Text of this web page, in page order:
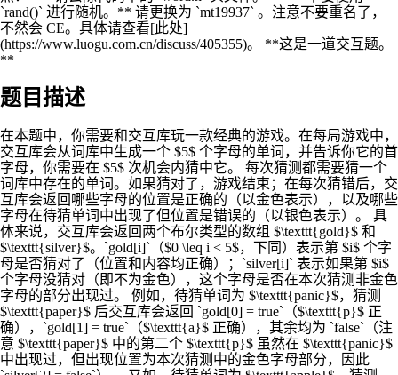
`rand()` 进行随机。** 请更换为 `mt19937` 。注意不要重名了，
不然会 CE。具体请查看[此处]
(https://www.luogu.com.cn/discuss/405355)。 **这是一道交互题。
**
题目描述
在本题中，你需要和交互库玩一款经典的游戏。在每局游戏中，
交互库会从词库中生成一个 $5$ 个字母的单词，并告诉你它的首
字母，你需要在 $5$ 次机会内猜中它。 每次猜测都需要猜一个
词库中存在的单词。如果猜对了，游戏结束；在每次猜错后，交
互库会返回哪些字母的位置是正确的（以金色表示），以及哪些
字母在待猜单词中出现了但位置是错误的（以银色表示）。 具
体来说，交互库会返回两个布尔类型的数组 $\texttt{gold}$ 和
$\texttt{silver}$。`gold[i]`（$0 \leq i < 5$，下同）表示第 $i$ 个字
母是否猜对了（位置和内容均正确）；`silver[i]` 表示如果第 $i$
个字母没猜对（即不为金色），这个字母是否在本次猜测非金色
字母的部分出现过。 例如，待猜单词为 $\texttt{panic}$，猜测
$\texttt{paper}$ 后交互库会返回 `gold[0] = true`（$\texttt{p}$ 正
确），`gold[1] = true`（$\texttt{a}$ 正确），其余均为 `false`（注
意 $\texttt{paper}$ 中的第二个 $\texttt{p}$ 虽然在 $\texttt{panic}$
中出现过，但出现位置为本次猜测中的金色字母部分，因此